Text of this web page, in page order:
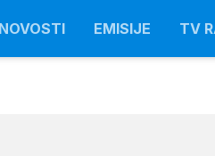
NOVOSTI EMISIJE TV